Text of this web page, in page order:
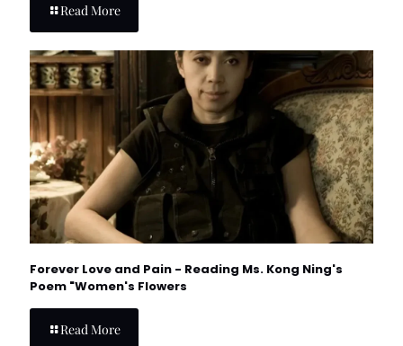
Read More
Forever Love and Pain - Reading Ms. Kong Ning's
Poem "Women's Flowers
Read More